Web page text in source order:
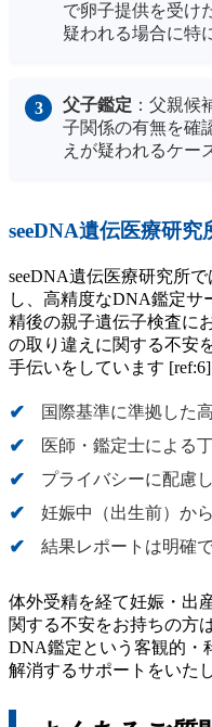
で卵子提供を受け
疑われる場合に特
父子鑑定 ：父親候
子関係の有無を確
えが疑われるケー
seeDNA遺伝医療研究
seeDNA遺伝医療研究所
し、高精度なDNA鑑定サ
精後の親子遺伝子検査に
の取り違えに関する不安
手伝いをしています [ref:6]
国際基準に準拠した
医師・鑑定士による
プライバシーに配慮
妊娠中（出生前）か
結果レポートは明確
体外受精を経て妊娠・出
関する不安をお持ちの方
DNA鑑定という客観的・
解消するサポートをいた